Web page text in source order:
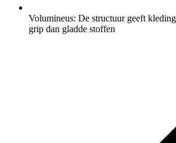
Volumineus: De structuur geeft
grip dan gladde stoffen